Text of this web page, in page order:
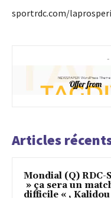
sportrdc.com/
-
Articles
Mondial (Q) RDC-
» ça sera un
difficile « , Kalidou